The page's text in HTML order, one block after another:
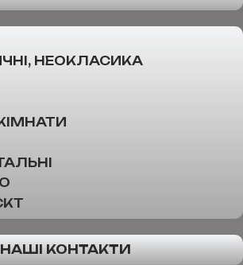
НЕОКЛАСИКА
НАШІ КОНТАКТИ